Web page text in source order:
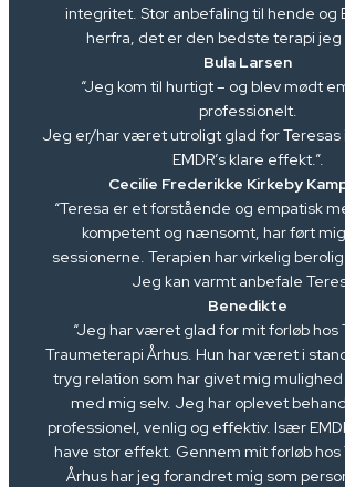
integritet. Stor anbefaling til hende og
herfra, det er den bedste terapi jeg
Bula Larsen
“Jeg kom til hurtigt – og blev mødt
professionelt.
Jeg er/har været utroligt glad for Teresas
EMDR’s klare effekt.”.
Cecilie Frederikke Kirkeby
“Teresa er et forstående og empatisk
kompetent og nænsomt, har ført
sessionerne. Terapien har virkelig
Jeg kan varmt anbefale
Benedikte
“Jeg har været glad for mit forløb hos
Traumeterapi Århus. Hun har været i
tryg relation som har givet mig
med mig selv. Jeg har oplevet
professionel, venlig og effektiv. Især
have stor effekt. Gennem mit forløb
Århus har jeg forandret mig som